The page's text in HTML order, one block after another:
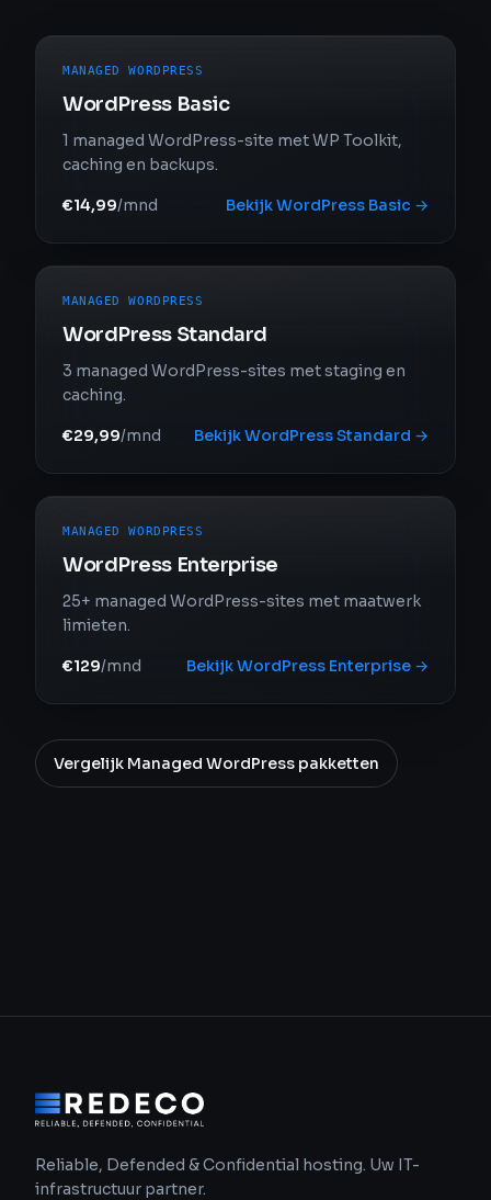
MANAGED WORDPRESS
WordPress Basic
1 managed WordPress-site met WP Toolkit,
caching en backups.
€14,99/mnd BekijkWordPress Basic →
MANAGED WORDPRESS
WordPress Standard
3 managed WordPress-sites met staging en
caching.
€29,99/mnd BekijkWordPress Standard →
MANAGED WORDPRESS
WordPress Enterprise
25+ managed WordPress-sites met maatwerk
limieten.
€129/mnd BekijkWordPress Enterprise →
Vergelijk Managed WordPress pakketten
Reliable, Defended & Confidential hosting. Uw IT-
infrastructuur partner.